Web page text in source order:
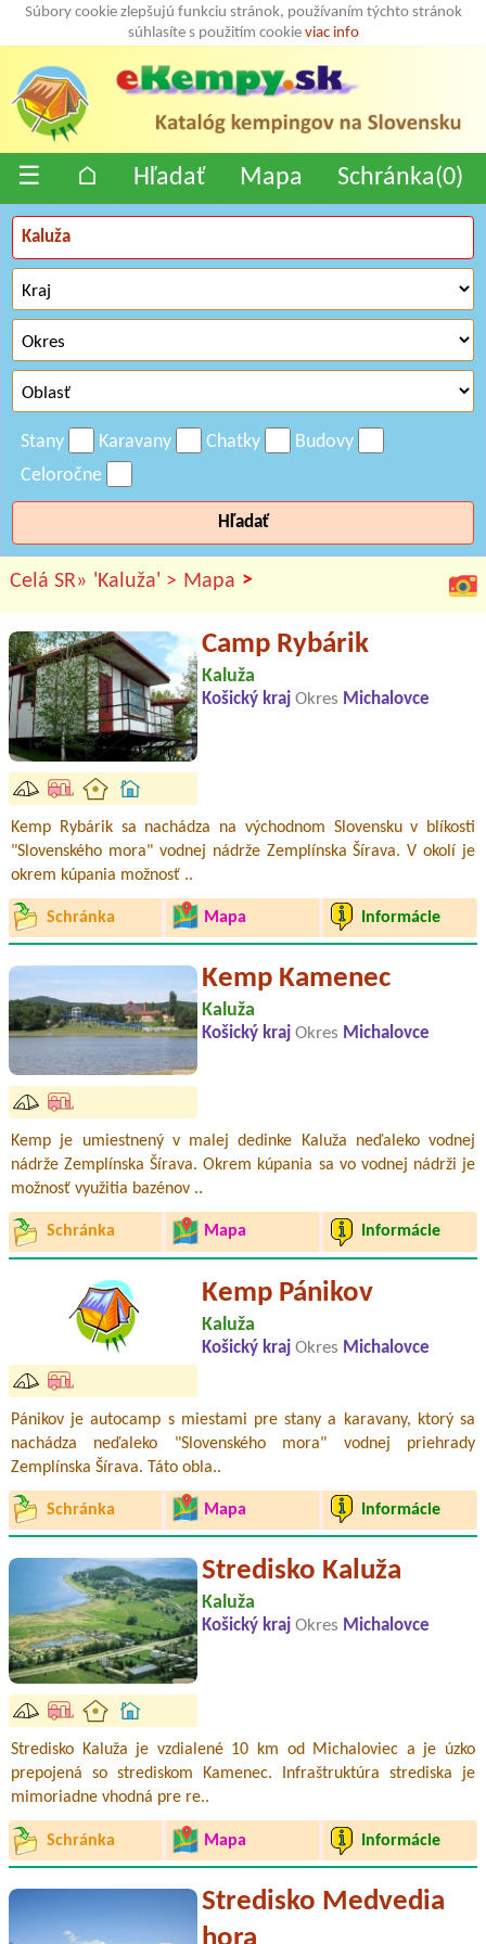
Súbory cookie zlepšujú funkciu stránok, používaním týchto stránok
súhlasíte s použitím cookie viac info
☰ ⌂ Hľadať Mapa Schránka(0)
Stany Karavany Chatky
Budovy
Celoročne
Hľadať
Celá SR» 'Kaluža' > Mapa >
Camp Rybárik
Kaluža
Košický kraj Okres Michalovce
Kemp Rybárik sa nachádza na východnom Slovensku v blíkosti
"Slovenského mora" vodnej nádrže Zemplínska Šírava. V okolí je
okrem kúpania možnosť ..
Schránka Mapa Informácie
Kemp Kamenec
Kaluža
Košický kraj Okres Michalovce
Kemp je umiestnený v malej dedinke Kaluža neďaleko vodnej
nádrže Zemplínska Šírava. Okrem kúpania sa vo vodnej nádrži je
možnosť využitia bazénov ..
Schránka Mapa Informácie
Kemp Pánikov
Kaluža
Košický kraj Okres Michalovce
Pánikov je autocamp s miestami pre stany a karavany, ktorý sa
nachádza neďaleko "Slovenského mora" vodnej priehrady
Zemplínska Šírava. Táto obla..
Schránka Mapa Informácie
Stredisko Kaluža
Kaluža
Košický kraj Okres Michalovce
Stredisko Kaluža je vzdialené 10 km od Michaloviec a je úzko
prepojená so strediskom Kamenec. Infraštruktúra strediska je
mimoriadne vhodná pre re..
Schránka Mapa Informácie
Stredisko Medvedia